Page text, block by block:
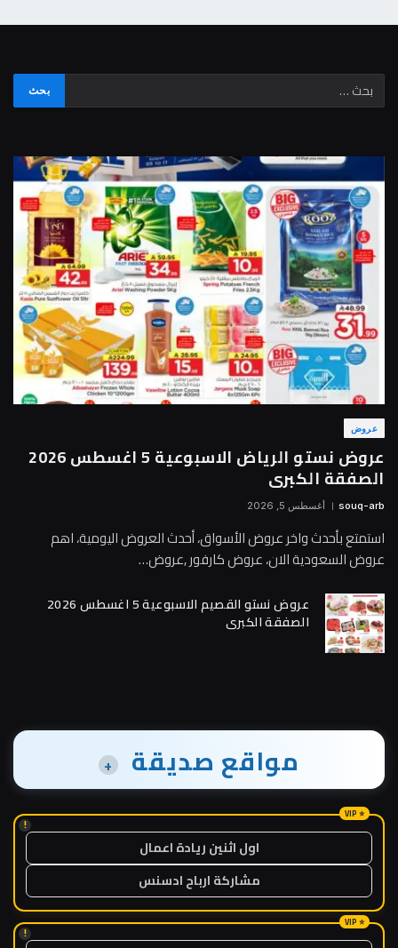
عروض
عروض نستو الرياض الاسبوعية 5 اغسطس 2026
الصفقة الكبرى
souq-arb أغسطس 5, 2026
استمتع بأحدث واخر عروض الأسواق، أحدث العروض اليومية، اهم
عروض السعودية الان، عروض كارفور ,عروض…
عروض نستو القصيم الاسبوعية 5 اغسطس 2026
الصفقة الكبرى
مواقع صديقة +
!
اول اثنين ريادة اعمال
مشاركة ارباح ادسنس
!